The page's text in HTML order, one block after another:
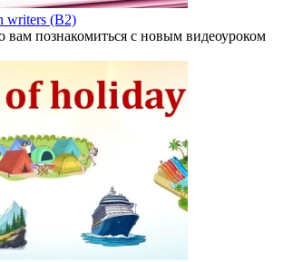
writers (B2)
вам познакомиться с новым видеоуроком